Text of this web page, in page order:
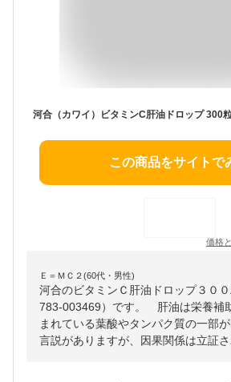
河合（カワイ）ビタミンC肝油ドロップ 300
この商品をサイトで
価格
Ｅ＝ＭＣ２(60代・男性)
河合のビタミンＣ肝油ドロップ３０
783-003469）です。 肝油は栄養補
まれている葉酸やタンパク質の一部
言説がありますが、因果関係は立証さ